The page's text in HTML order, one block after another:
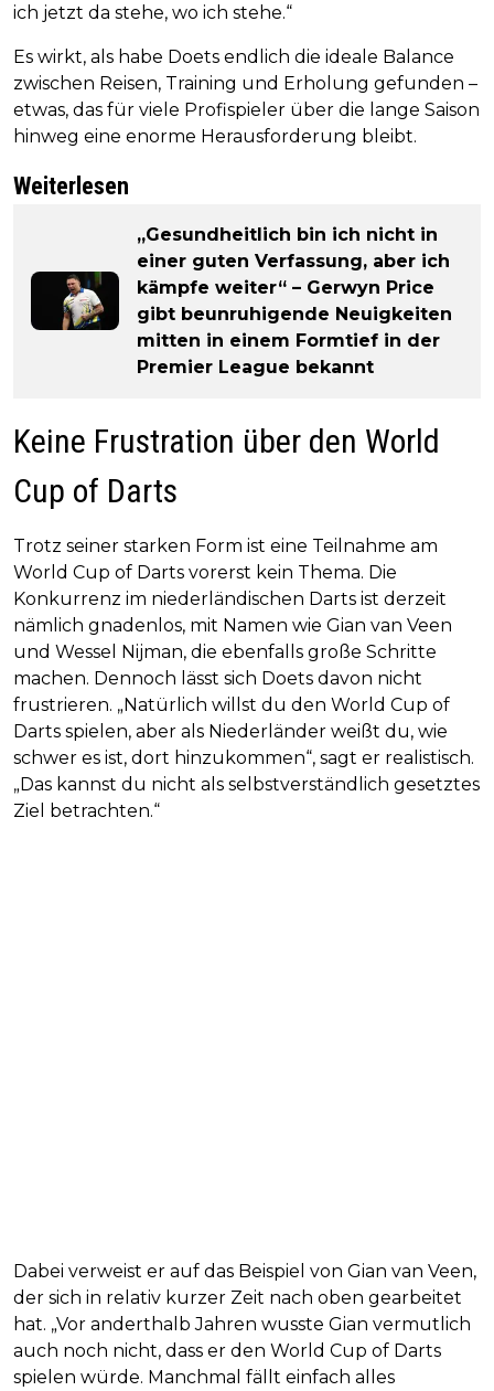
ich jetzt da stehe, wo ich stehe.“
Es wirkt, als habe Doets endlich die ideale Balance
zwischen Reisen, Training und Erholung gefunden –
etwas, das für viele Profispieler über die lange Saison
hinweg eine enorme Herausforderung bleibt.
Weiterlesen
„Gesundheitlich bin ich nicht in
einer guten Verfassung, aber ich
kämpfe weiter“ – Gerwyn Price
gibt beunruhigende Neuigkeiten
mitten in einem Formtief in der
Premier League bekannt
Keine Frustration über den World
Cup of Darts
Trotz seiner starken Form ist eine Teilnahme am
World Cup of Darts vorerst kein Thema. Die
Konkurrenz im niederländischen Darts ist derzeit
nämlich gnadenlos, mit Namen wie Gian van Veen
und Wessel Nijman, die ebenfalls große Schritte
machen. Dennoch lässt sich Doets davon nicht
frustrieren. „Natürlich willst du den World Cup of
Darts spielen, aber als Niederländer weißt du, wie
schwer es ist, dort hinzukommen“, sagt er realistisch.
„Das kannst du nicht als selbstverständlich gesetztes
Ziel betrachten.“
Dabei verweist er auf das Beispiel von Gian van Veen,
der sich in relativ kurzer Zeit nach oben gearbeitet
hat. „Vor anderthalb Jahren wusste Gian vermutlich
auch noch nicht, dass er den World Cup of Darts
spielen würde. Manchmal fällt einfach alles